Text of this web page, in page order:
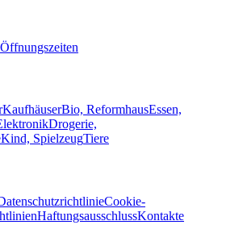
Öffnungszeiten
KaufhäuserBio, ReformhausEssen,
Drogerie,
Kind, SpielzeugTiere
Cookie-
HaftungsausschlussKontakte